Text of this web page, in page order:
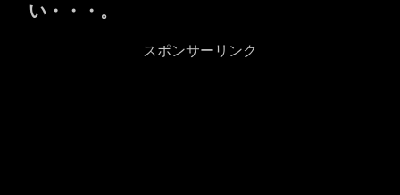
い・・・。
スポンサーリンク